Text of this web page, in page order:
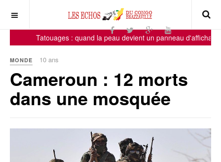
Tatouages : quand la peau devient un panneau
MONDE 10 ans
Cameroun : 12 morts
dans une mosquée